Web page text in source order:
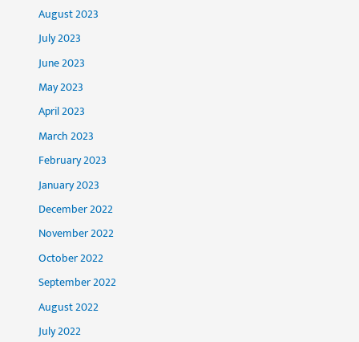
August 2023
July 2023
June 2023
May 2023
April 2023
March 2023
February 2023
January 2023
December 2022
November 2022
October 2022
September 2022
August 2022
July 2022